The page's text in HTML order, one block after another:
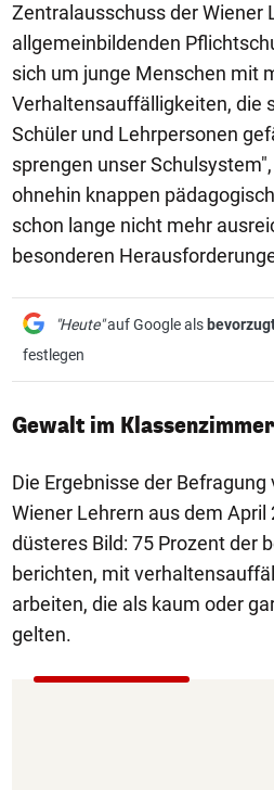
Zentralausschuss der Wiener
allgemeinbildenden
sich um junge Menschen mit
Verhaltensauffälligkeiten, die
Schüler und Lehrpersonen
sprengen unser
ohnehin knappen
schon lange nicht mehr
besonderen
"Heute"auf Google als
festlegen
Gewalt im Klassenzimmer
Die Ergebnisse der
Wiener Lehrern aus dem April
düsteres Bild: 75 Prozent der
berichten, mit
arbeiten, die als kaum oder
gelten.